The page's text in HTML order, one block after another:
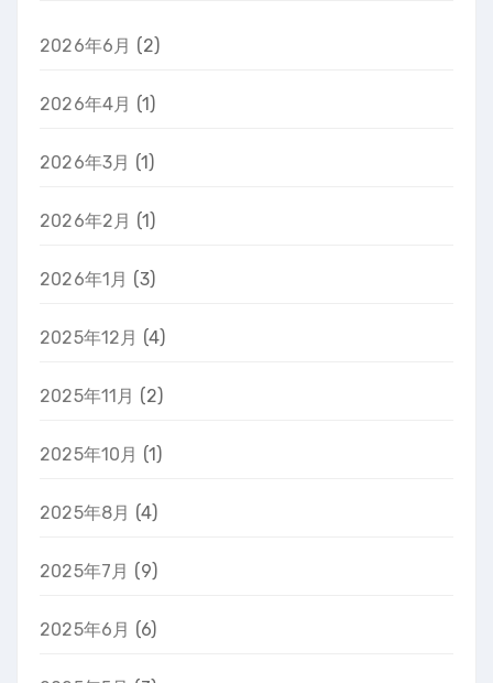
2026年6月 (2)
2026年4月 (1)
2026年3月 (1)
2026年2月 (1)
2026年1月 (3)
2025年12月 (4)
2025年11月 (2)
2025年10月 (1)
2025年8月 (4)
2025年7月 (9)
2025年6月 (6)